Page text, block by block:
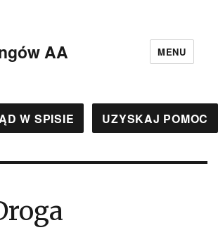
AA MENU
W SPISIE UZYSKAJ POMOC